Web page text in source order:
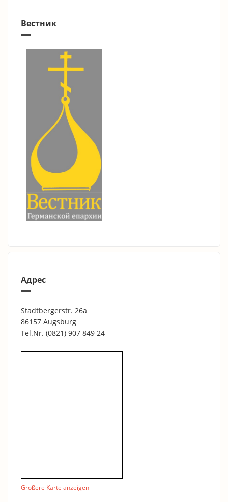
Вестник
Адрес
Stadtbergerstr. 26a
86157 Augsburg
Tel.Nr. (0821) 907 849 24
Größere Karte anzeigen